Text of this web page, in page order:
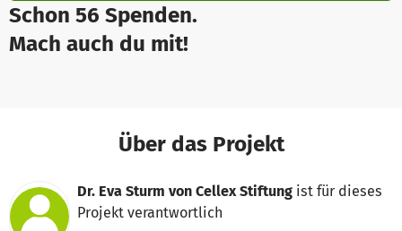
Schon 56 Spenden.
Mach auch du mit!
Über das Projekt
Dr. Eva Sturm von Cellex Stiftung ist für dieses
Projekt verantwortlich